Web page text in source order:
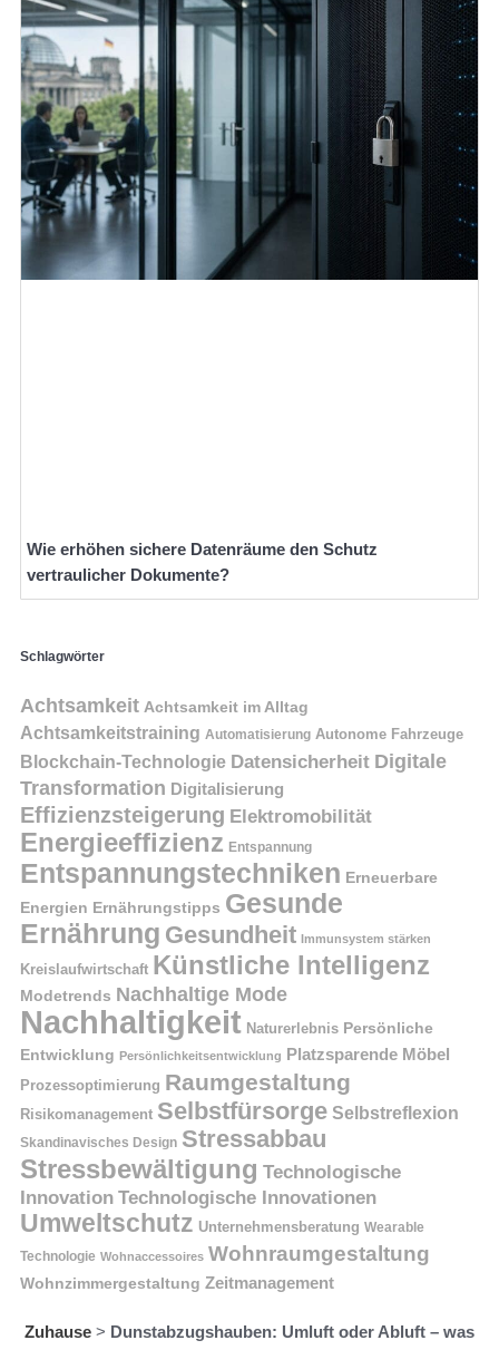
Wie erhöhen sichere Datenräume den Schutz
vertraulicher Dokumente?
Schlagwörter
Achtsamkeit Achtsamkeit im Alltag
Achtsamkeitstraining Automatisierung Autonome Fahrzeuge
Blockchain-Technologie Datensicherheit Digitale
Transformation Digitalisierung
Effizienzsteigerung Elektromobilität
Energieeffizienz Entspannung
Entspannungstechniken Erneuerbare
Energien Ernährungstipps Gesunde
Ernährung Gesundheit Immunsystem stärken
Kreislaufwirtschaft Künstliche Intelligenz
Modetrends Nachhaltige Mode
Nachhaltigkeit Naturerlebnis Persönliche
Entwicklung Persönlichkeitsentwicklung Platzsparende Möbel
Prozessoptimierung Raumgestaltung
Risikomanagement Selbstfürsorge Selbstreflexion
Skandinavisches Design Stressabbau
Stressbewältigung Technologische
Innovation Technologische Innovationen
Umweltschutz Unternehmensberatung Wearable
Technologie Wohnaccessoires Wohnraumgestaltung
Wohnzimmergestaltung Zeitmanagement
Zuhause > Dunstabzugshauben: Umluft oder Abluft – was